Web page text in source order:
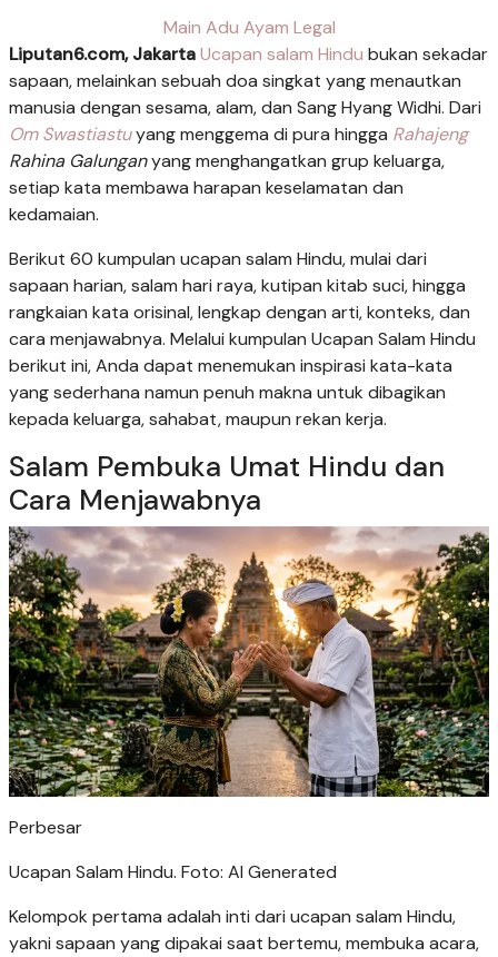
Main Adu Ayam Legal
Liputan6.com, JakartaUcapan salam Hindu bukan sekadar
sapaan, melainkan sebuah doa singkat yang menautkan
manusia dengan sesama, alam, dan Sang Hyang Widhi. Dari
Om Swastiastuyang menggema di pura hingga Rahajeng
Rahina Galunganyang menghangatkan grup keluarga,
setiap kata membawa harapan keselamatan dan
kedamaian.
Berikut 60 kumpulan ucapan salam Hindu, mulai dari
sapaan harian, salam hari raya, kutipan kitab suci, hingga
rangkaian kata orisinal, lengkap dengan arti, konteks, dan
cara menjawabnya. Melalui kumpulan Ucapan Salam Hindu
berikut ini, Anda dapat menemukan inspirasi kata-kata
yang sederhana namun penuh makna untuk dibagikan
kepada keluarga, sahabat, maupun rekan kerja.
Salam Pembuka Umat Hindu dan
Cara Menjawabnya
Perbesar
Ucapan Salam Hindu. Foto: AI Generated
Kelompok pertama adalah inti dari ucapan salam Hindu,
yakni sapaan yang dipakai saat bertemu, membuka acara,